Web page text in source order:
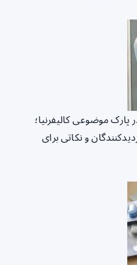
موضوعی کالیفرنیا؛
و نکاتی برای